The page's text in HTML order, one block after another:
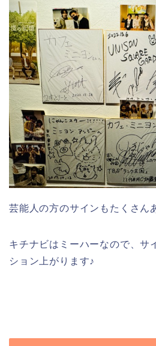
芸能人の方のサインもたくさん
キチナビはミーハーなので、サ
ション上がります♪